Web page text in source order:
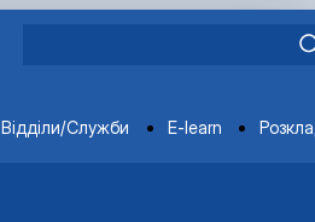
Відділи/Служби E-learn